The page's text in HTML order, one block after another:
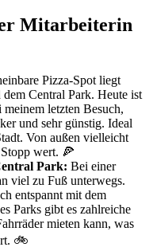
Mitarbeiterin
Pizza-Spot liegt
Central Park. Heute ist
letzten Besuch,
und sehr günstig. Ideal
Von außen vielleicht
wert. 🍕
Park: Bei einer
viel zu Fuß unterwegs.
entspannt mit dem
Parks gibt es zahlreiche
mieten kann, was
🚲